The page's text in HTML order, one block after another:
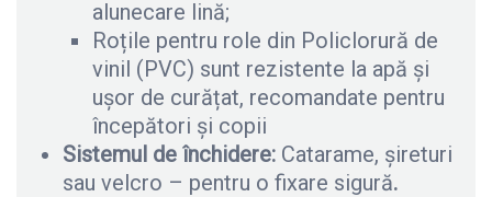
alunecare lină;
Roțile pentru role din Policlorură de
vinil (PVC) sunt rezistente la apă și
ușor de curățat, recomandate pentru
începători și copii
Sistemul de închidere: Catarame, șireturi
sau velcro – pentru o fixare sigură.